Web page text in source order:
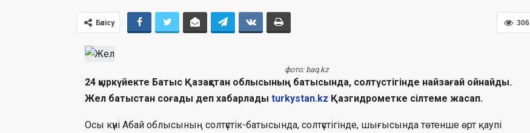
306
Бөлісу
фото: baq.kz
24 қыркүйекте Батыс Қазақстан облысының батысында, солтүстігінде найзағай ойнайды.
Жел батыстан соғады деп хабарлады turkystan.kz Қазгидрометке сілтеме жасап.
Осы күні Абай облысының солтүстік-батысында, солтүстігінде, шығысында төтенше өрт қаупі